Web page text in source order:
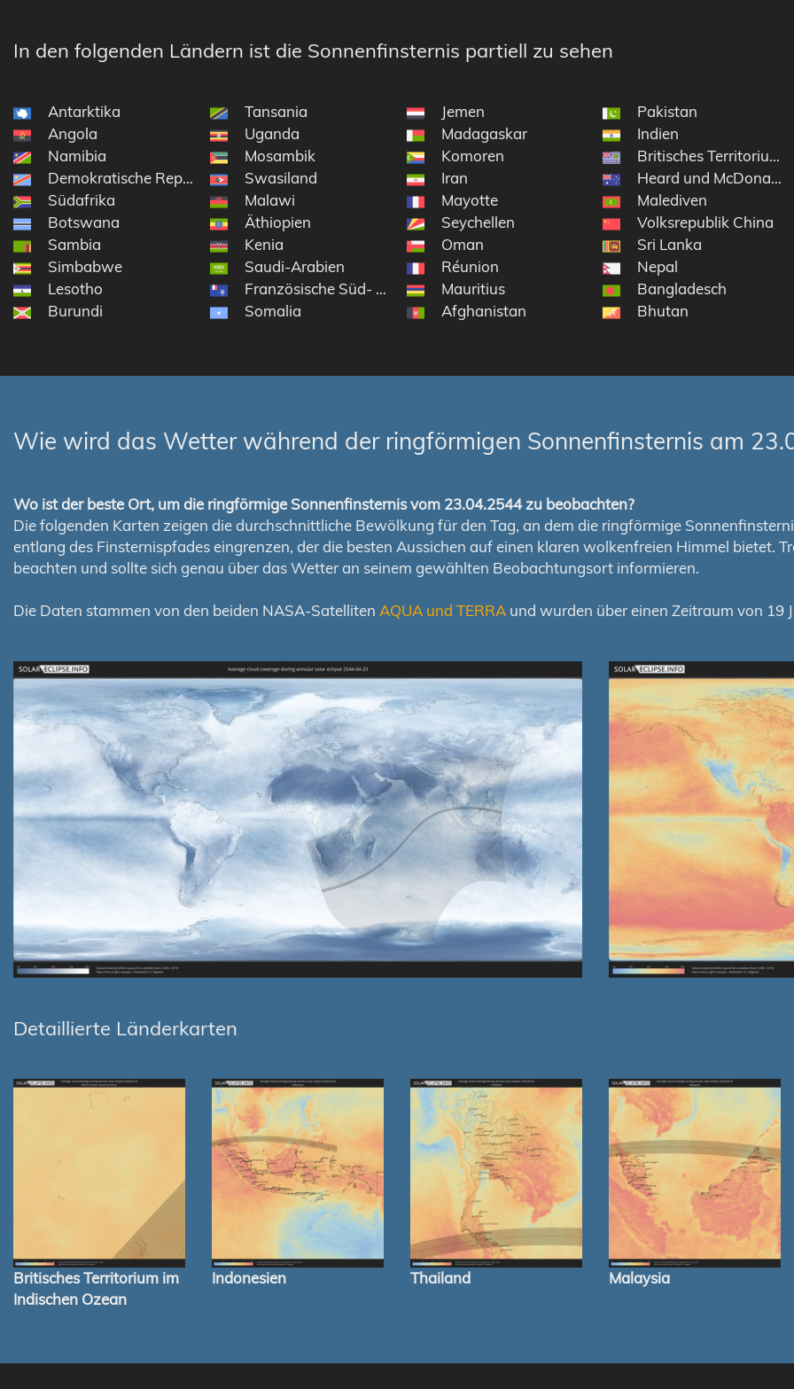
In den folgenden Ländern ist die Sonnenfinsternis partiell zu sehen
Antarktika
Angola
Namibia
Demokratische Republik Kongo
Südafrika
Botswana
Sambia
Simbabwe
Lesotho
Burundi
Tansania
Uganda
Mosambik
Swasiland
Malawi
Äthiopien
Kenia
Saudi-Arabien
Französische Süd- und Antarktisgebiete
Somalia
Jemen
Madagaskar
Komoren
Iran
Mayotte
Seychellen
Oman
Réunion
Mauritius
Afghanistan
Pakistan
Indien
Britisches Territorium
Heard und
Malediven
Volksrepublik China
Sri Lanka
Nepal
Bangladesch
Bhutan
Wie wird das Wetter während der ringförmigen Sonnenfinsternis am
Wo ist der beste Ort, um die ringförmige Sonnenfinsternis vom 23.04.2544 zu beobachten?
Die folgenden Karten zeigen die durchschnittliche Bewölkung für den Tag, an dem die ringförmige
entlang des Finsternispfades eingrenzen, der die besten Aussichen auf einen klaren wolkenfreien Himmel bietet.
beachten und sollte sich genau über das Wetter an seinem gewählten Beobachtungsort informieren.
Die Daten stammen von den beiden NASA-Satelliten AQUA und TERRA und wurden über einen Zeitraum von 19
Detaillierte Länderkarten
Britisches Territorium im
Indischen Ozean
Indonesien Thailand Malaysia